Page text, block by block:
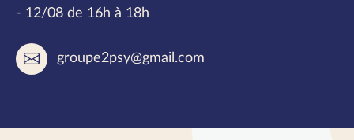
- 12/08 de 16h à 18h
groupe2psy@gmail.com